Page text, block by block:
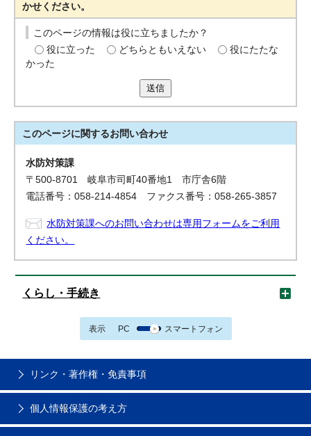
かせください。
このページの情報は役に立ちましたか？
役に立った
どちらともいえない
役にたたな
かった
送信
このページに関するお問い合わせ
水防対策課
〒500-8701 岐阜市司町40番地1 市庁舎6階
電話番号：058-214-4854 ファクス番号：058-265-3857
水防対策課へのお問い合わせは専用フォームをご利用
ください。
くらし・手続き
表示 PC スマートフォン
リンク・著作権・免責事項
個人情報保護の考え方